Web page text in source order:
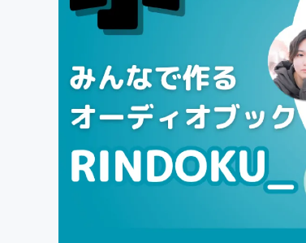
まちづくり・地域活性化